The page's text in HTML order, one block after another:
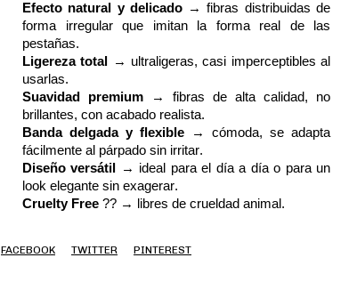
Efecto natural y delicado→ fibras distribuidas de
forma irregular que imitan la forma real de las
pestañas.
Ligereza total
→ ultraligeras, casi imperceptibles al
usarlas.
Suavidad premium → fibras de alta calidad, no
brillantes, con acabado realista.
Bandadelgada yflexible → cómoda, se adapta
fácilmente al párpado sin irritar.
Diseño versátil
→ ideal para el día a día o para un
look elegante sin exagerar.
CrueltyFree ?? → libres de crueldad animal.
FACEBOOK TWITTER PINTEREST